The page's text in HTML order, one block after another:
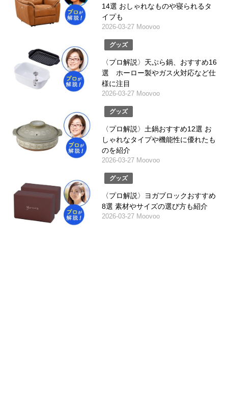
14選 おしゃれなものや寝られるタ
イプも
2026-03-27 Moovoo
グッズ
〈プロ解説〉天ぷら鍋、おすすめ16
選 ホーロー製やガス火対応など仕
様に注目
2026-03-27 Moovoo
グッズ
〈プロ解説〉土鍋おすすめ12選 お
しゃれなタイプや機能性に優れたも
のを紹介
2026-03-27 Moovoo
グッズ
〈プロ解説〉ヨガブロックおすすめ
8選 素材やサイズの選び方も紹介
2026-03-27 Moovoo